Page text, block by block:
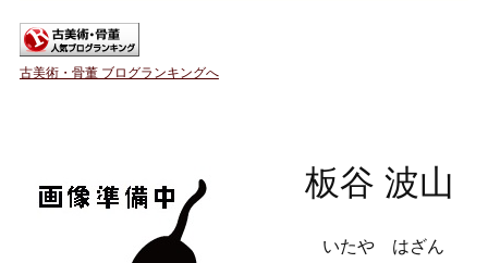
古美術・骨董 ブログランキングへ
板谷 波山
いたや はざん